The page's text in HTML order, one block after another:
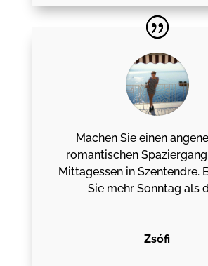
Machen Sie einen
romantischen
Mittagessen in Szentendre.
Sie mehr Sonntag als
Zsófi